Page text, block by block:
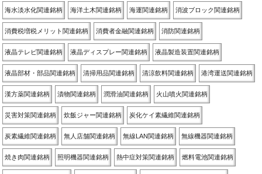
海水淡水化関連銘柄 海洋土木関連銘柄 海運関連銘柄 消波ブロック関連銘柄
消費税増税メリット関連銘柄 消費者金融関連銘柄 消防関連銘柄
液晶テレビ関連銘柄 液晶ディスプレー関連銘柄 液晶製造装置関連銘柄
液晶部材・部品関連銘柄 清掃用品関連銘柄 清涼飲料関連銘柄 港湾運送関連銘柄
漢方薬関連銘柄 漬物関連銘柄 潤滑油関連銘柄 火山噴火関連銘柄
災害対策関連銘柄 炊飯ジャー関連銘柄 炭化ケイ素繊維関連銘柄
炭素繊維関連銘柄 無人店舗関連銘柄 無線LAN関連銘柄 無線機器関連銘柄
焼き肉関連銘柄 照明機器関連銘柄 熱中症対策関連銘柄 燃料電池関連銘柄